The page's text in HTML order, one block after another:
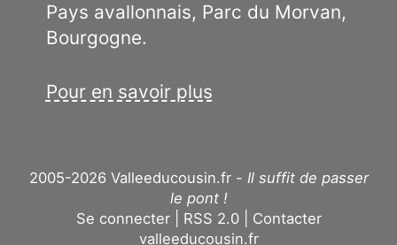
Pays avallonnais, Parc du Morvan,
Bourgogne.
Pour en savoir plus
2005-2026 Valleeducousin.fr - Il suffit de passer
le pont !
Se connecter
RSS 2.0
Contacter
valleeducousin.fr